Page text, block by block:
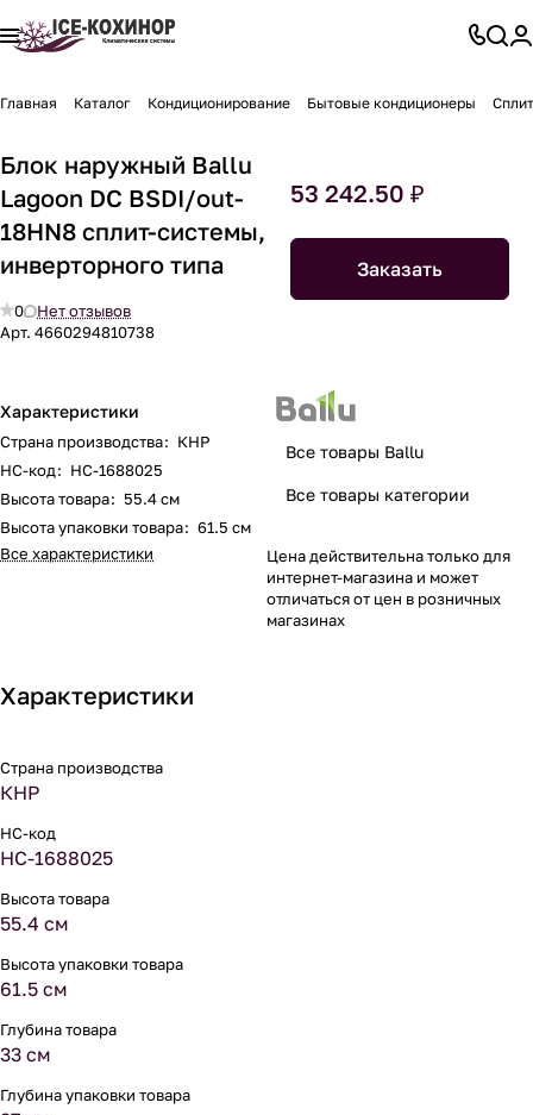
Главная Каталог Кондиционирование Бытовые кондиционеры
Блок наружный Ballu
Lagoon DC BSDI/out-
18HN8 сплит-системы,
инверторного типа
0
Нет отзывов
Арт. 4660294810738
Характеристики
Страна производства: КНР
НС-код: НС-1688025
Высота товара: 55.4 см
Высота упаковки товара: 61.5 см
Все характеристики
53 242.50 ₽
Заказать
Все товары Ballu
Все товары категории
Цена действительна только для
интернет-магазина и может
отличаться от цен в розничных
магазинах
Характеристики
Страна производства
КНР
НС-код
НС-1688025
Высота товара
55.4 см
Высота упаковки товара
61.5 см
Глубина товара
33 см
Глубина упаковки товара